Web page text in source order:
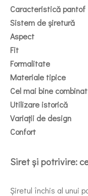
Caracteristică pantof
Sistem de șiretură
Aspect
Fit
Formalitate
Materiale tipice
Cel mai bine
Utilizare istorică
Variații de design
Confort
Siret și potrivire:
Șiretul închis al unui